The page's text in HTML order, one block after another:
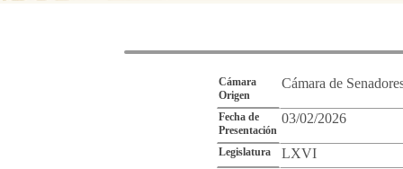
Cámara
Origen
Cámara de
Fecha de
Presentación
03/02/2026
Legislatura LXVI